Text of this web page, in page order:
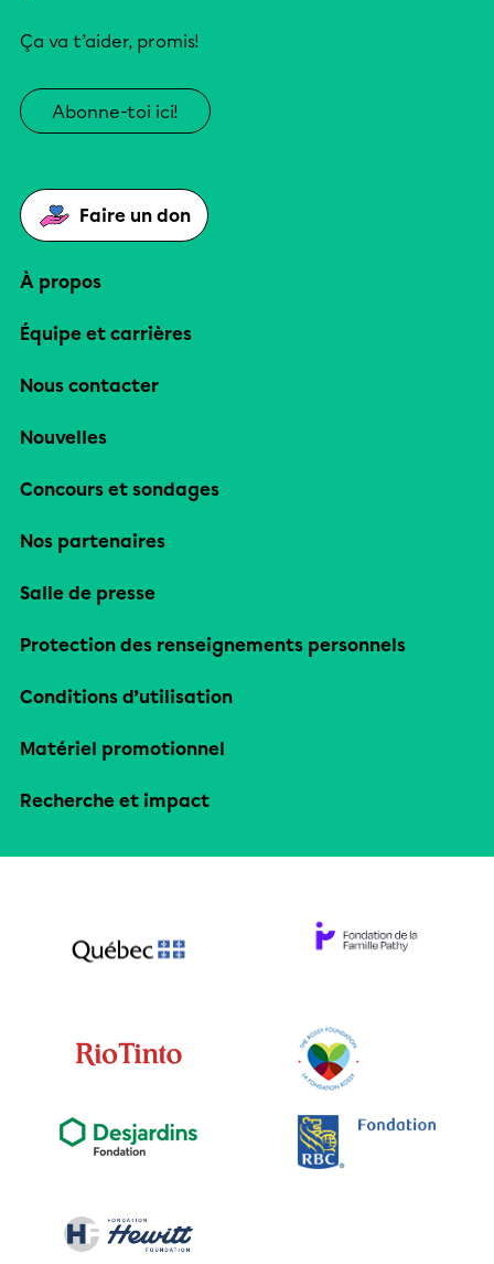
Ça va t’aider, promis!
Abonne-toi ici!
Faire un don
À propos
Équipe et carrières
Nous contacter
Nouvelles
Concours et sondages
Nos partenaires
Salle de presse
Protection des renseignements personnels
Conditions d’utilisation
Matériel promotionnel
Recherche et impact